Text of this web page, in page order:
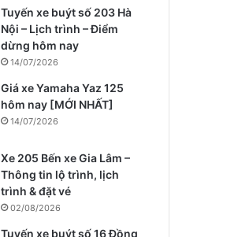
Tuyến xe buýt số 203 Hà
Nội – Lịch trình – Điểm
dừng hôm nay
14/07/2026
Giá xe Yamaha Yaz 125
hôm nay [MỚI NHẤT]
14/07/2026
Xe 205 Bến xe Gia Lâm –
Thông tin lộ trình, lịch
trình & đặt vé
02/08/2026
Tuyến xe buýt số 16 Đồng